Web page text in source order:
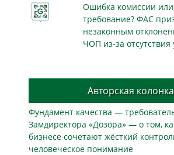
Ошибка комиссии
требование? ФАС
незаконным
ЧОП из-за
Авторская колонка
Фундамент качества —
Замдиректора «Дозора» — о том,
бизнесe сочетают жёсткий
человеческое понимание